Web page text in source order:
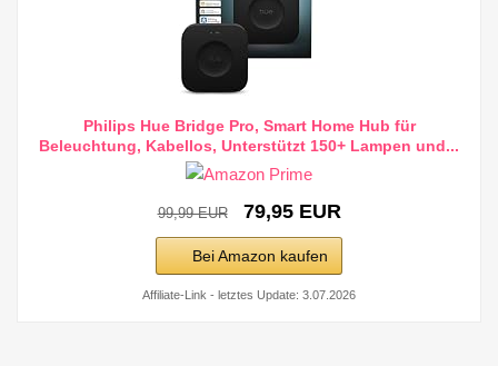
Philips Hue Bridge Pro, Smart Home Hub für
Beleuchtung, Kabellos, Unterstützt 150+ Lampen und...
99,99 EUR 79,95 EUR
Bei Amazon kaufen
Affiliate-Link - letztes Update: 3.07.2026